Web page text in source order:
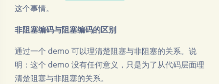
这个事情。
非阻塞编码与阻塞编码的区别
通过一个 demo 可以理清楚阻塞与非阻塞的关系。说
明：这个 demo 没有任何意义，只是为了从代码层面理
清楚阻塞与非阻塞的关系。